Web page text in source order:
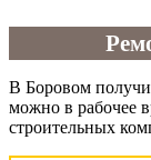
В Боровом
можно в рабочее
строительных